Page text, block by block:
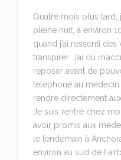
Quatre mois plus tard,
pleine nuit, à environ
quand j’ai ressenti
transpirer. J’ai dû
reposer avant de
téléphoné au médecin
rendre directement
Je suis rentré chez
avoir promis aux
le lendemain à
environ au sud de